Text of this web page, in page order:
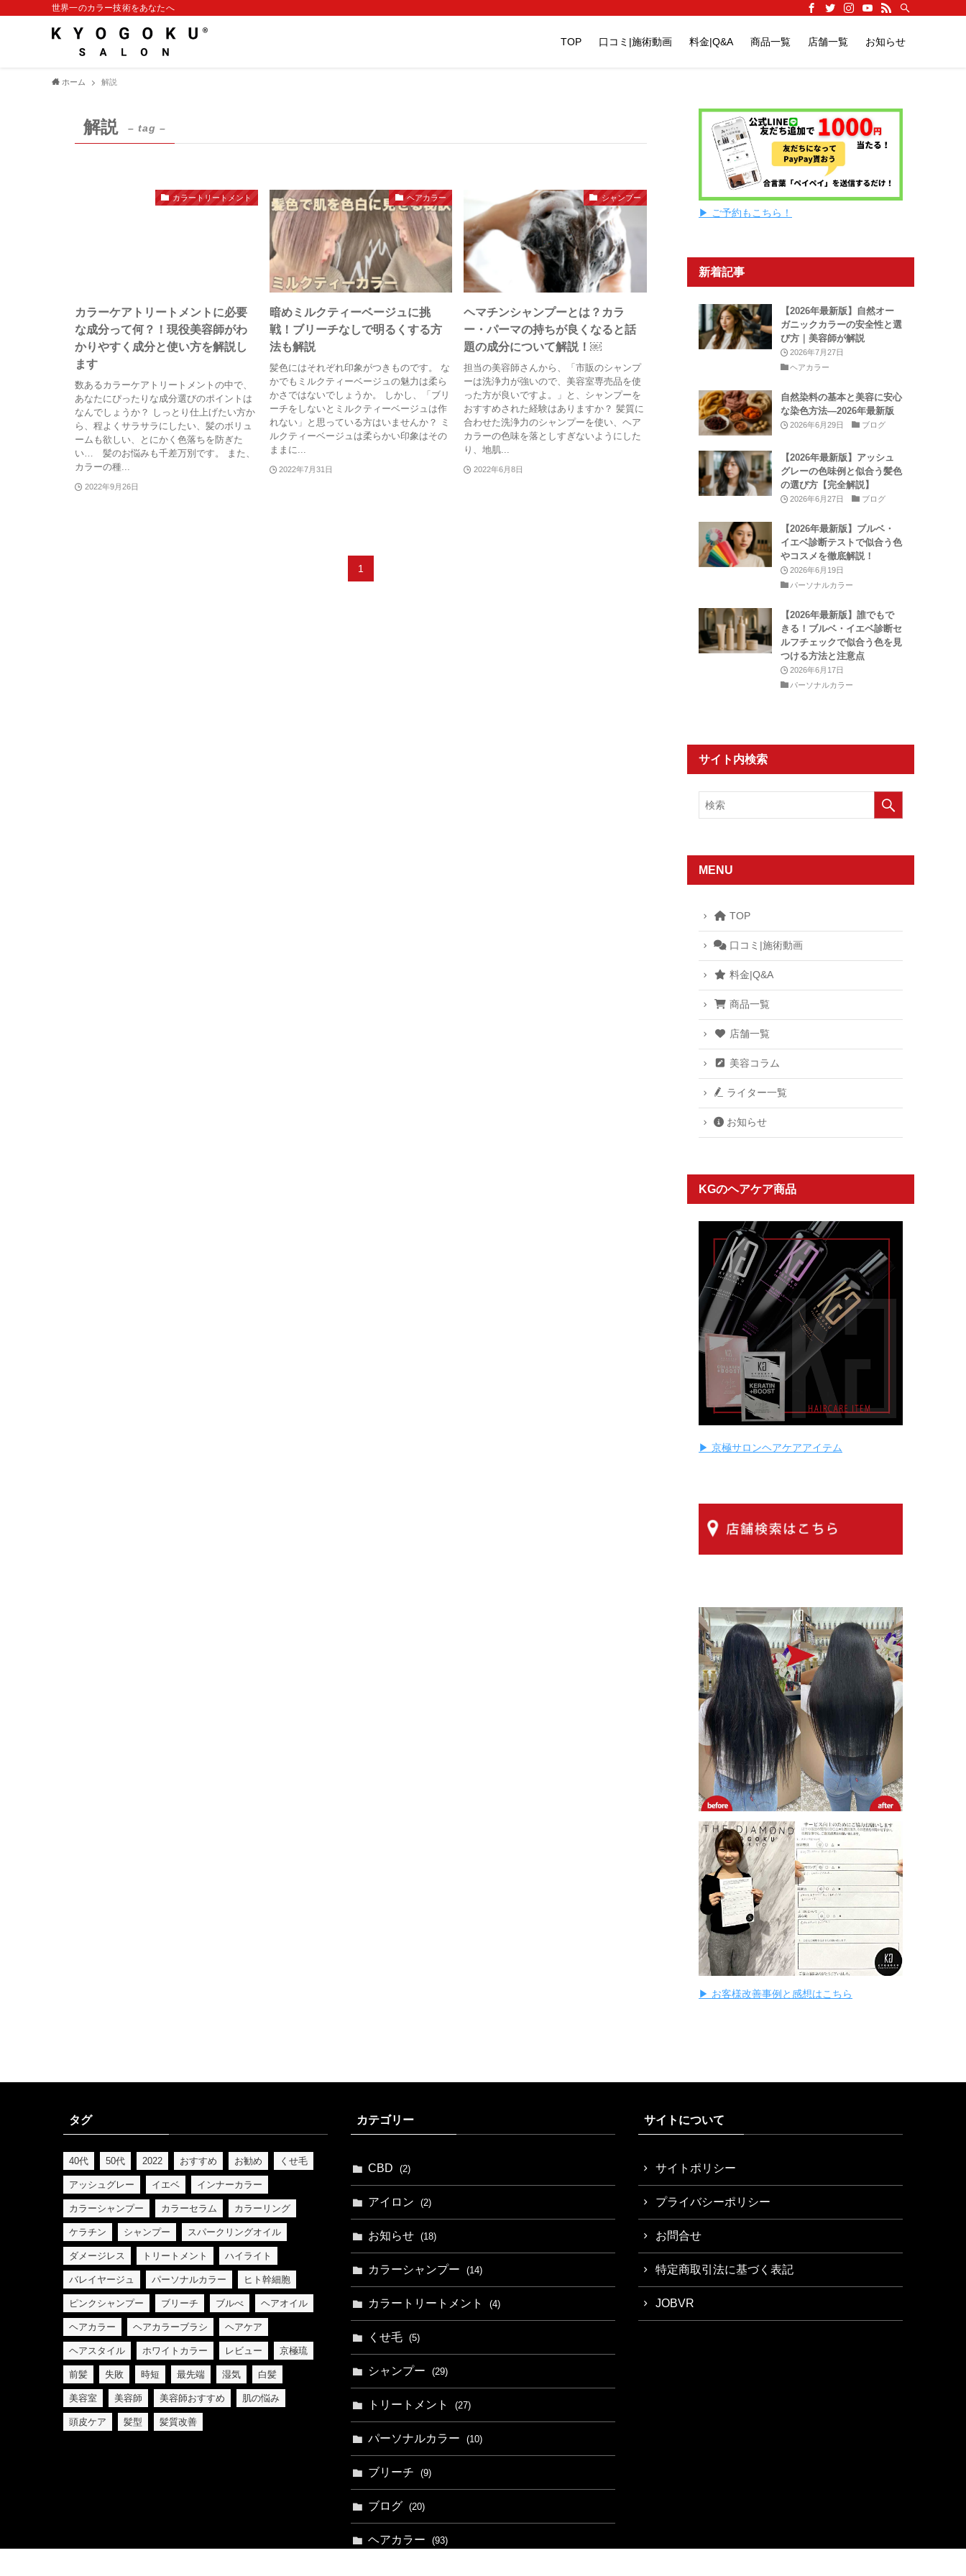
世界一のカラー技術をあなたへ
TOP 口コミ|施術動画 料金|Q&A 商品一覧 店舗一覧 お知らせ
ホーム 解説
解説 – tag –
カラートリートメント
カラーケアトリートメントに必要
な成分って何？！現役美容師がわ
かりやすく成分と使い方を解説し
ます
数あるカラーケアトリートメントの中で、
あなたにぴったりな成分選びのポイントは
なんでしょうか？ しっとり仕上げたい方か
ら、程よくサラサラにしたい、髪のボリュ
ームも欲しい、とにかく色落ちを防ぎた
い… 髪のお悩みも千差万別です。 また、
カラーの種...
2022年9月26日
ヘアカラー
暗めミルクティーベージュに挑
戦！ブリーチなしで明るくする方
法も解説
髪色にはそれぞれ印象がつきものです。 な
かでもミルクティーベージュの魅力は柔ら
かさではないでしょうか。 しかし、「ブリ
ーチをしないとミルクティーベージュは作
れない」と思っている方はいませんか？ ミ
ルクティーベージュは柔らかい印象はその
ままに...
2022年7月31日
シャンプー
ヘマチンシャンプーとは？カラ
ー・パーマの持ちが良くなると話
題の成分について解説！￼
担当の美容師さんから、「市販のシャンプ
ーは洗浄力が強いので、美容室専売品を使
った方が良いですよ。」と、シャンプーを
おすすめされた経験はありますか？ 髪質に
合わせた洗浄力のシャンプーを使い、ヘア
カラーの色味を落としすぎないようにした
り、地肌...
2022年6月8日
1
▶ ご予約もこちら！
新着記事
【2026年最新版】自然オー
ガニックカラーの安全性と選
び方｜美容師が解説
2026年7月27日
ヘアカラー
自然染料の基本と美容に安心
な染色方法—2026年最新版
2026年6月29日 ブログ
【2026年最新版】アッシュ
グレーの色味例と似合う髪色
の選び方【完全解説】
2026年6月27日 ブログ
【2026年最新版】ブルベ・
イエベ診断テストで似合う色
やコスメを徹底解説！
2026年6月19日
パーソナルカラー
【2026年最新版】誰でもで
きる！ブルベ・イエベ診断セ
ルフチェックで似合う色を見
つける方法と注意点
2026年6月17日
パーソナルカラー
サイト内検索
MENU
TOP
口コミ|施術動画
料金|Q&A
商品一覧
店舗一覧
美容コラム
ライター一覧
お知らせ
KGのヘアケア商品
▶ 京極サロンヘアケアアイテム
▶ お客様改善事例と感想はこちら
タグ
40代 50代 2022 おすすめ お勧め くせ毛
アッシュグレー イエベ インナーカラー
カラーシャンプー カラーセラム カラーリング
ケラチン シャンプー スパークリングオイル
ダメージレス トリートメント ハイライト
バレイヤージュ パーソナルカラー ヒト幹細胞
ピンクシャンプー ブリーチ ブルべ ヘアオイル
ヘアカラー ヘアカラーブラシ ヘアケア
ヘアスタイル ホワイトカラー レビュー 京極琉
前髪 失敗 時短 最先端 湿気 白髪
美容室 美容師 美容師おすすめ 肌の悩み
頭皮ケア 髪型 髪質改善
カテゴリー
CBD (2)
アイロン (2)
お知らせ (18)
カラーシャンプー (14)
カラートリートメント (4)
くせ毛 (5)
シャンプー (29)
トリートメント (27)
パーソナルカラー (10)
ブリーチ (9)
ブログ (20)
ヘアカラー (93)
サイトについて
サイトポリシー
プライバシーポリシー
お問合せ
特定商取引法に基づく表記
JOBVR